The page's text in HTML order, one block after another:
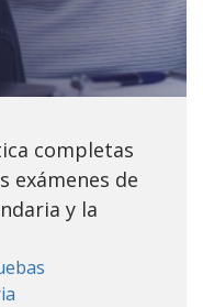
completas
exámenes de
y la